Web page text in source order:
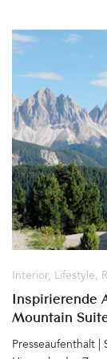
sich Hellblau,
es ist still. Sehr
Südwestküste
Interior, Lifestyle,
Inspirierende
Mountain
Presseaufenthalt